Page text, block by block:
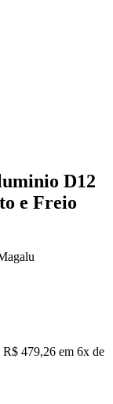
D12
e Freio
R$ 479,26 em 6x de